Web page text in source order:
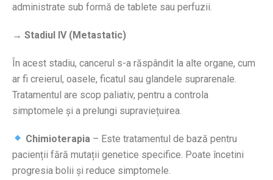
administrate sub formă de tablete sau perfuzii.
→ Stadiul IV (Metastatic)
În acest stadiu, cancerul s-a răspândit la alte organe, cum
ar fi creierul, oasele, ficatul sau glandele suprarenale.
Tratamentul are scop paliativ, pentru a controla
simptomele și a prelungi supraviețuirea.
Chimioterapia – Este tratamentul de bază pentru
pacienții fără mutații genetice specifice. Poate încetini
progresia bolii și reduce simptomele.